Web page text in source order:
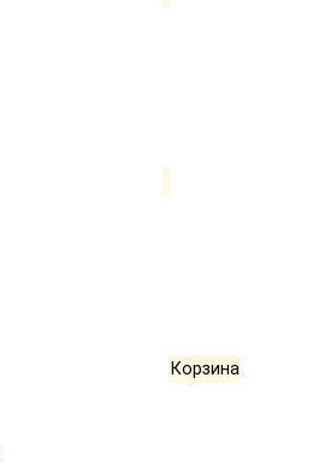
Корзина